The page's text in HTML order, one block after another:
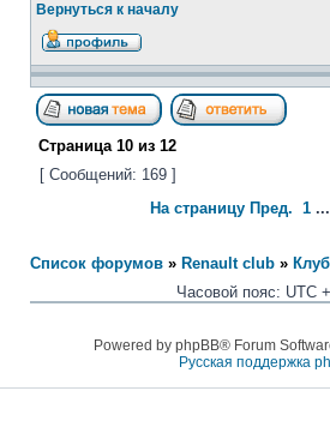
Вернуться к началу
Страница 10 из 12
[ Сообщений: 169 ]
На страницу Пред. 1 ...
Список форумов » Renault club »
Часовой пояс: UTC
Powered by phpBB® Forum
Русская поддержка